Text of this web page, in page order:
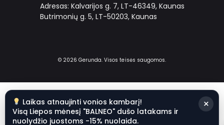
Adresas: Kalvarijos g. 7, LT-46349, Kaunas
Butrimonių g. 5, LT-50203, Kaunas
© 2026 Gerunda. Visos teisės saugomos.
Laikas atnaujinti vonios kambarį!
Visą Liepos mėnesį "BALNEO" dušo latakams ir
nuolydžio juostoms -15% nuolaida.
×